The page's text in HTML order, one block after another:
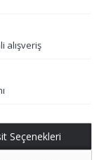
alışveriş
Seçenekleri